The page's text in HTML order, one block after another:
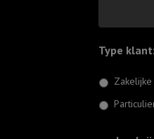
Type klant: